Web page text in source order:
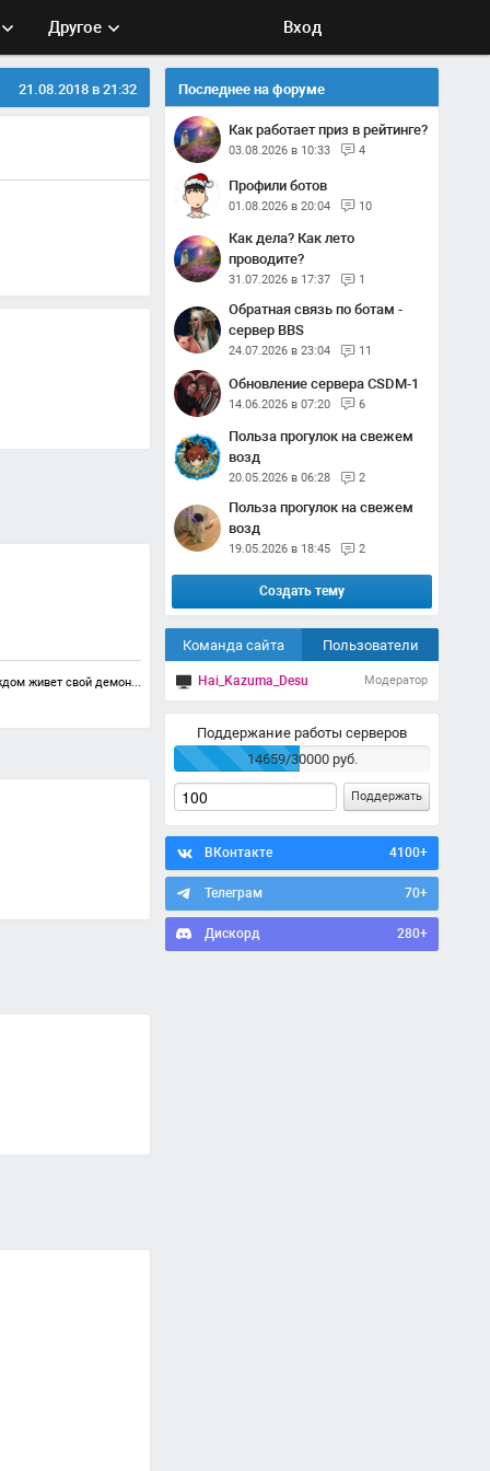
Другое Вход
21.08.2018 в 21:32
живет свой демон...
Последнее на форуме
Как работает приз в рейтинге?
03.08.2026 в 10:33 4
Профили ботов
01.08.2026 в 20:04 10
Как дела? Как лето
проводите?
31.07.2026 в 17:37 1
Обратная связь по ботам -
сервер BBS
24.07.2026 в 23:04 11
Обновление сервера CSDM-1
14.06.2026 в 07:20 6
Польза прогулок на свежем
возд
20.05.2026 в 06:28 2
Польза прогулок на свежем
возд
19.05.2026 в 18:45 2
Создать тему
Команда сайта Пользователи
Hai_Kazuma_Desu Модератор
Поддержание работы серверов
14659/30000 руб.
Поддержать
ВКонтакте 4100+
Телеграм 70+
Дискорд 280+